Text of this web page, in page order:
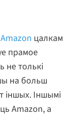
цалкам
прамое
не толькі
на больш
іншых. Іншымі
Amazon, а